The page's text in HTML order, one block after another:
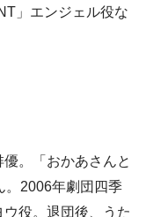
」エンジェル役な
優。「おかあさんと
。2006年劇団四季
役。退団後、うた